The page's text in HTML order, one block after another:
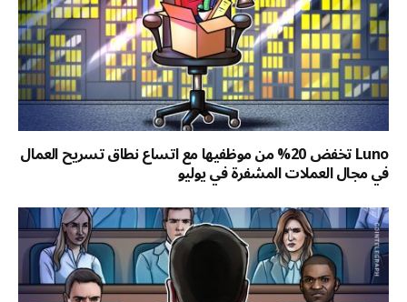
Luno تخفض 20% من موظفيها مع اتساع نطاق تسريح العمال
في مجال العملات المشفرة في يوليو